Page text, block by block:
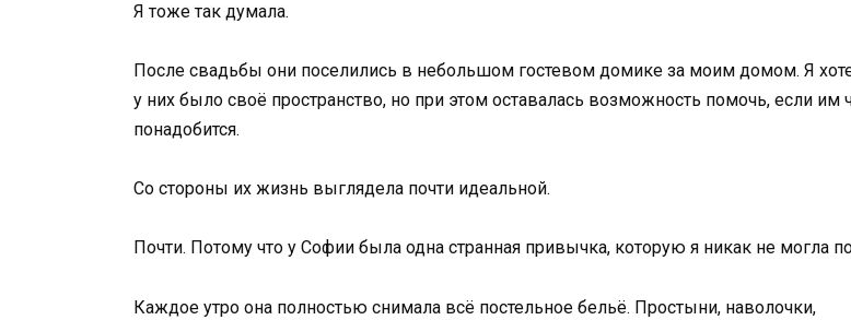
Я тоже так думала.
После свадьбы они поселились в небольшом гостевом домике за моим домом. Я
у них было своё пространство, но при этом оставалась возможность помочь, если им
понадобится.
Со стороны их жизнь выглядела почти идеальной.
Почти. Потому что у Софии была одна странная привычка, которую я никак не могла
Каждое утро она полностью снимала всё постельное бельё. Простыни, наволочки,